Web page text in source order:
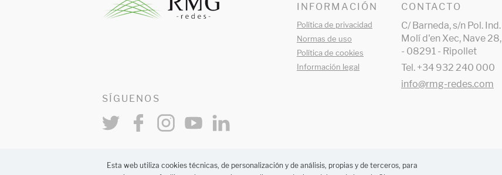
Esta web utiliza cookies técnicas, de personalización y de análisis, propias y de terceros, para
INFORMACIÓN
Política de privacidad
Normas de uso
Política de cookies
Información legal
SÍGUENOS
CONTACTO
C/ Barneda, s/n Pol. Ind.
Molí d'en Xec, Nave 28,
- 08291 - Ripollet
Tel. +34 932 240 000
info@rmg-redes.com